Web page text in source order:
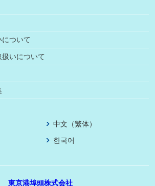
ついて
いについて
中文（繁体）
한국어
東京港埠頭株式会社